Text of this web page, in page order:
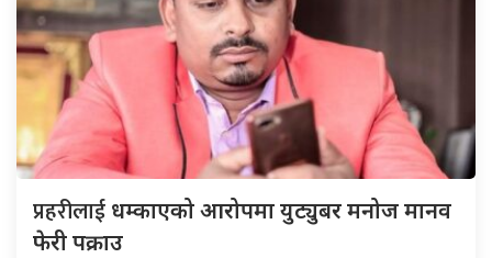
प्रहरीलाई धम्काएको आरोपमा युट्युबर मनोज मानव
फेरी पक्राउ